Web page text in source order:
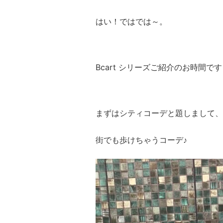
はい！ではでは～。
Bcart シリーズご紹介のお時間で
まずはシティコーデと題しまして
街でも歩けちゃうコーデ♪